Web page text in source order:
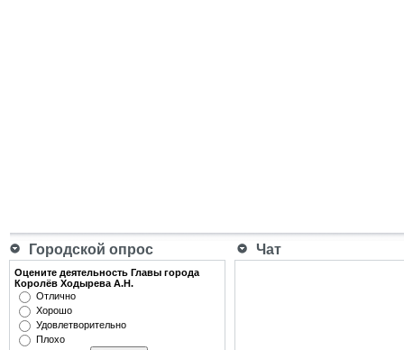
Городской опрос Чат
Оцените деятельность Главы города
Королёв Ходырева А.Н.
Отлично
Хорошо
Удовлетворительно
Плохо